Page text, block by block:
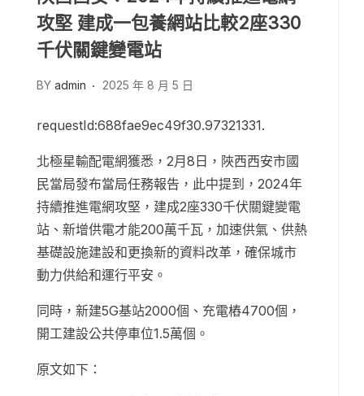
攻堅 建成一包養網站比較2座330
千伏關鍵變電站
BY admin 2025 年 8 月 5 日
requestId:688fae9ec49f30.97321331.
北極星輸配電網獲悉，2月8日，陜西西安市國
民當局發布當局任務報告，此中提到，2024年
持續推進電網攻堅，建成2座330千伏關鍵變電
站、新增供電才能200萬千瓦，加速供氣、供熱
基礎設施建設和更換新的資料改革，確保城市
動力供給和運行平安。
同時，新建5G基站2000個、充電樁4700個，
開工建設公共停車位1.5萬個。
原文如下：